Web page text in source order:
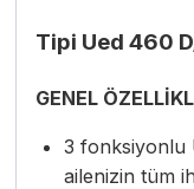
Tipi Ued 460
GENEL
3 fonksiyonlu
ailenizin tüm